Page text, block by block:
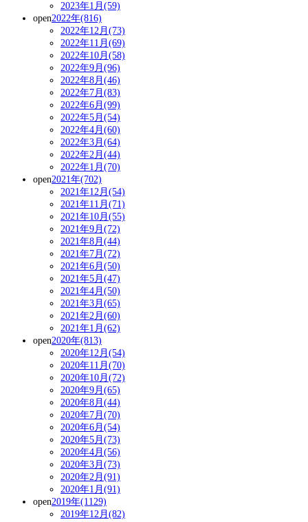
2023年1月(59)
open2022年(816)
2022年12月(73)
2022年11月(69)
2022年10月(58)
2022年9月(96)
2022年8月(46)
2022年7月(83)
2022年6月(99)
2022年5月(54)
2022年4月(60)
2022年3月(64)
2022年2月(44)
2022年1月(70)
open2021年(702)
2021年12月(54)
2021年11月(71)
2021年10月(55)
2021年9月(72)
2021年8月(44)
2021年7月(72)
2021年6月(50)
2021年5月(47)
2021年4月(50)
2021年3月(65)
2021年2月(60)
2021年1月(62)
open2020年(813)
2020年12月(54)
2020年11月(70)
2020年10月(72)
2020年9月(65)
2020年8月(44)
2020年7月(70)
2020年6月(54)
2020年5月(73)
2020年4月(56)
2020年3月(73)
2020年2月(91)
2020年1月(91)
open2019年(1129)
2019年12月(82)